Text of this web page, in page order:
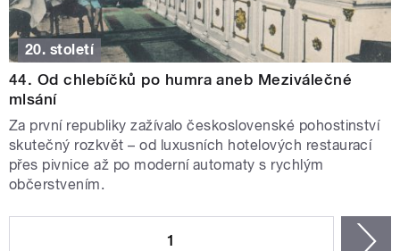
20. století
44. Od chlebíčků po humra aneb Meziválečné
mlsání
Za první republiky zažívalo československé pohostinství
skutečný rozkvět – od luxusních hotelových restaurací
přes pivnice až po moderní automaty s rychlým
občerstvením.
1